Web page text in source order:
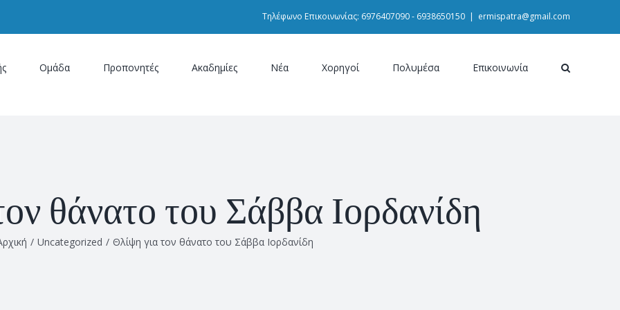
Τηλέφωνο Επικοινωνίας: 6976407090 - 6938650150 | ermispatra@gmail.com
Ομάδα Προπονητές Ακαδημίες Νέα Χορηγοί Πολυμέσα Επικοινωνία
θάνατο του Σάββα Ιορδανίδη
/ Uncategorized / Θλίψη για τον θάνατο του Σάββα Ιορδανίδη